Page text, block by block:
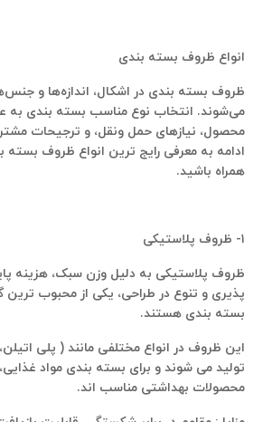
انواع ظروف بسته‌ بندی
ظروف بسته‌ بندی در اشکال، اندازه‌ها و
می‌شوند. انتخاب نوع مناسب بسته ‌بندی به
محصول، نیازهای حمل ‌ونقل، و ترجیحات
ادامه به معرفی رایج‌ ترین انواع ظروف بسته
همراه باشید.
۱- ظروف پلاستیکی
ظروف پلاستیکی به دلیل وزن سبک، هزینه
‌پذیری و تنوع در طراحی، یکی از محبوب‌
بسته‌ بندی هستند.
این ظروف در انواع مختلفی مانند ( پلی
تولید می شوند و برای بسته ‌بندی مواد
محصولات بهداشتی مناسب ‌اند.